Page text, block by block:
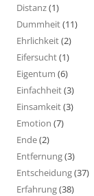
Distanz(1)
Dummheit(11)
Ehrlichkeit(2)
Eifersucht(1)
Eigentum (6)
Einfachheit(3)
Einsamkeit(3)
Emotion (7)
Ende(2)
Entfernung(3)
Entscheidung(37)
Erfahrung(38)